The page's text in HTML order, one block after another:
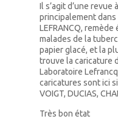
Il s’agit d’une
principalement dans
LEFRANCQ,
malades de la
papier glacé, et la
trouve la caricature
Laboratoire
caricatures sont ici
VOIGT, DUCIAS,
Très bon état